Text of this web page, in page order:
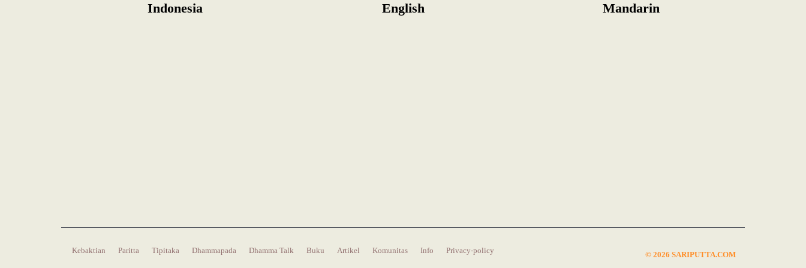
Indonesia English Mandarin
Kebaktian Paritta Tipitaka Dhammapada Dhamma Talk Buku Artikel Komunitas Info Privacy-policy © 2026 SARIPUTTA.COM